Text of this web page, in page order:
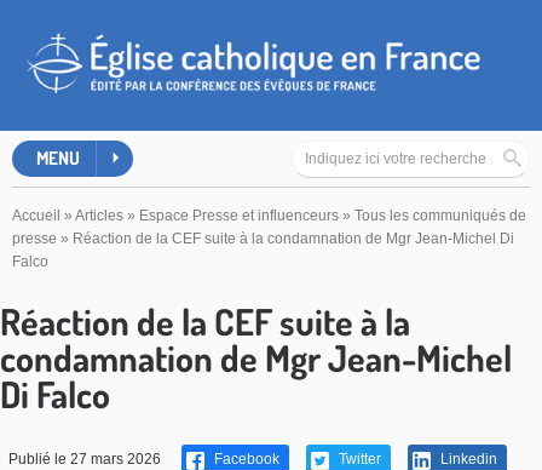
MENU
Accueil » Articles » Espace Presse et influenceurs » Tous les communiqués de
presse » Réaction de la CEF suite à la condamnation de Mgr Jean-Michel Di
Falco
Réaction de la CEF suite à la
condamnation de Mgr Jean-Michel
Di Falco
Publié le 27 mars 2026 Facebook Twitter Linkedin